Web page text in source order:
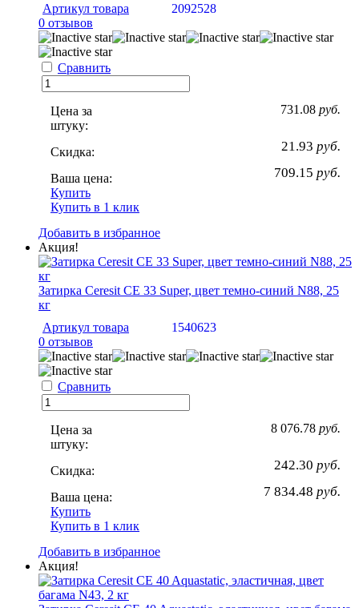
Артикул товара
2092528
0 отзывов
Сравнить
Цена за
штуку:
731.08 руб.
Скидка: 21.93 руб.
Ваша цена: 709.15 руб.
Купить
Купить в 1 клик
Добавить в избранное
Акция!
Затирка Ceresit CE 33 Super, цвет темно-синий N88, 25
кг
Артикул товара
1540623
0 отзывов
Сравнить
Цена за
штуку:
8 076.78 руб.
Скидка: 242.30 руб.
Ваша цена: 7 834.48 руб.
Купить
Купить в 1 клик
Добавить в избранное
Акция!